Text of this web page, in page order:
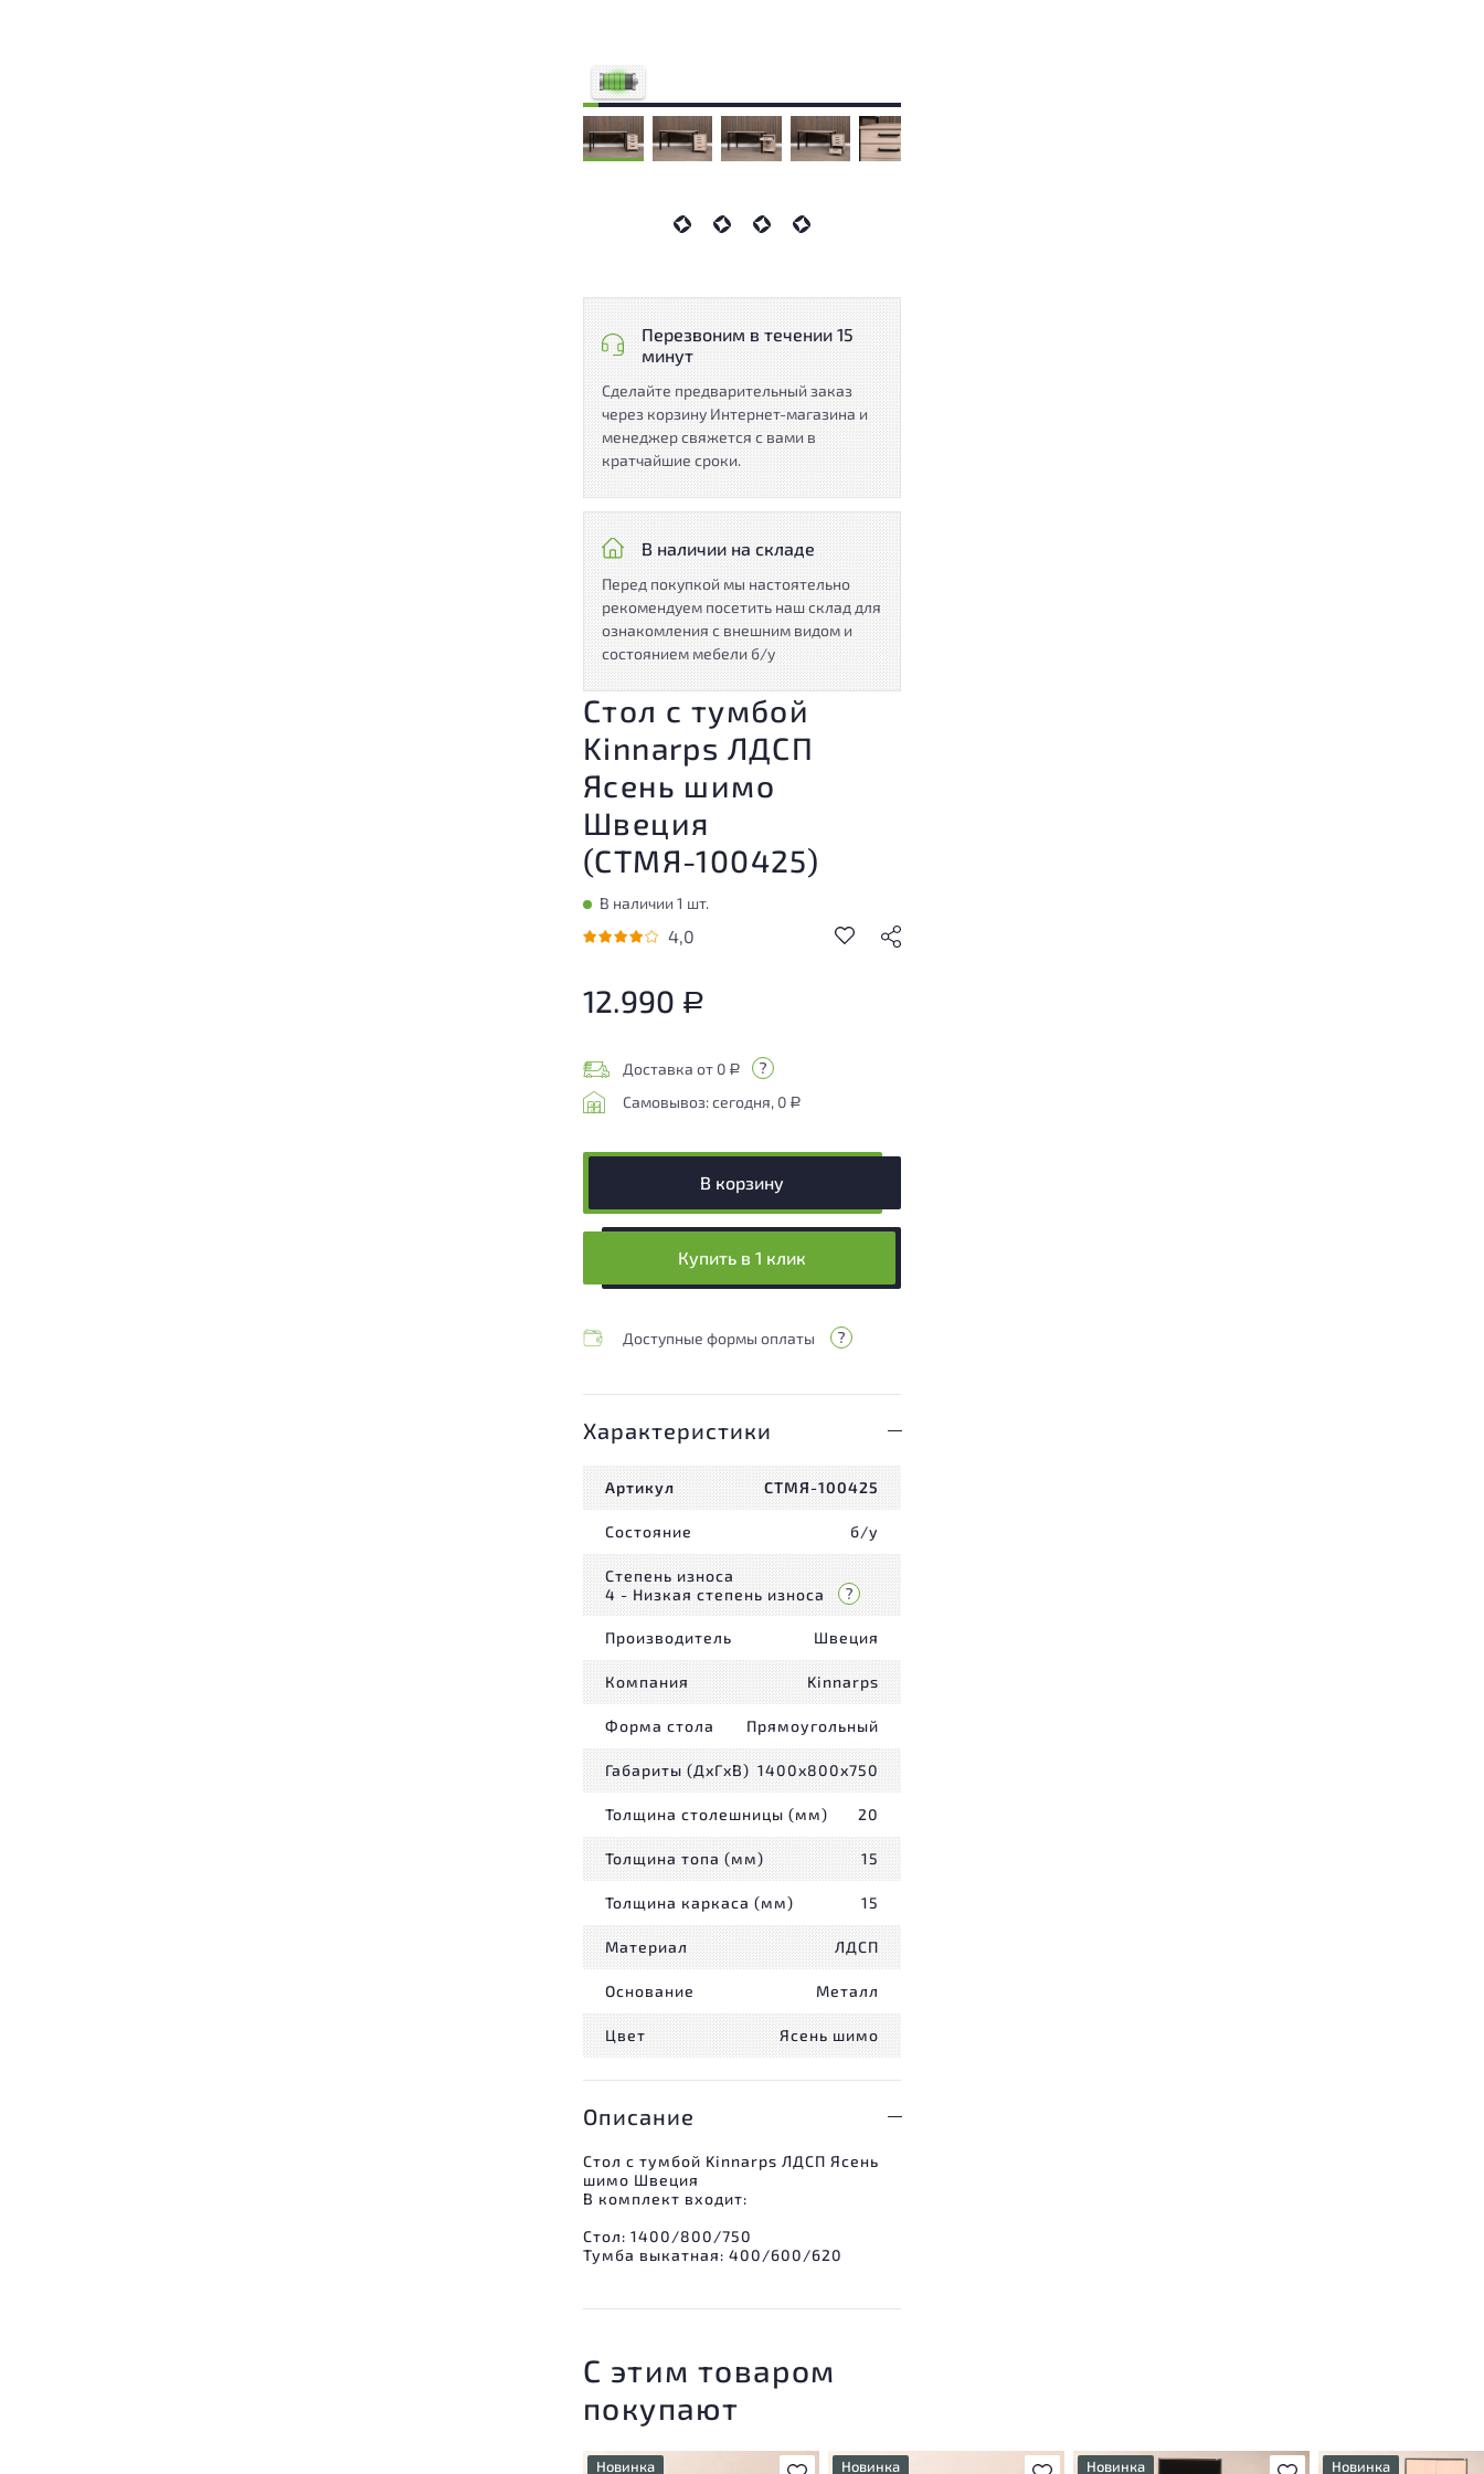
Низкая степень износа
Перезвоним в течении 15
минут
Сделайте предварительный заказ
через корзину Интернет-магазина и
менеджер свяжется с вами в
кратчайшие сроки.
В наличии на складе
Перед покупкой мы настоятельно
рекомендуем посетить наш склад для
ознакомления с внешним видом и
состоянием мебели б/у
Стол с тумбой
Kinnarps ЛДСП
Ясень шимо
Швеция
(СТМЯ-100425)
В наличии 1 шт.
4,0
12.990 Р
Доставка от 0 Р
Самовывоз: сегодня, 0 Р
В корзину
Купить в 1 клик
Доступные формы оплаты
Характеристики
Артикул СТМЯ-100425
Состояние б/у
Степень износа
4 - Низкая степень износа
Производитель Швеция
Компания Kinnarps
Форма стола Прямоугольный
Габариты (ДxГxВ) 1400x800x750
Толщина столешницы (мм) 20
Толщина топа (мм) 15
Толщина каркаса (мм) 15
Материал ЛДСП
Основание Металл
Цвет Ясень шимо
Описание
Стол с тумбой Kinnarps ЛДСП Ясень
шимо Швеция
В комплект входит:
Стол: 1400/800/750
Тумба выкатная: 400/600/620
С этим товаром
покупают
Новинка Новинка Новинка Новинка